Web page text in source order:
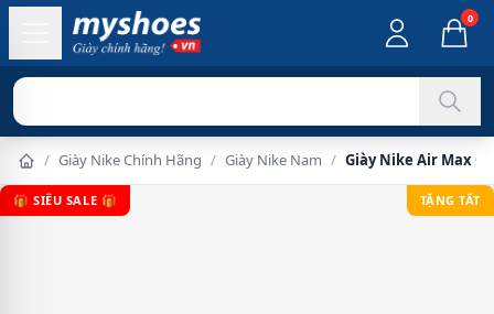
0
/ Giày Nike Chính Hãng / Giày Nike Nam / Giày Nike Air Max
🎁 SIÊU SALE 🎁 TẶNG TẤT